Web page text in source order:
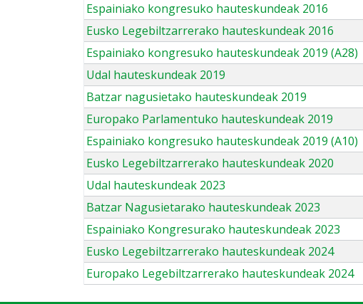
Espainiako kongresuko hauteskundeak 2016
Eusko Legebiltzarrerako hauteskundeak 2016
Espainiako kongresuko hauteskundeak 2019 (A28)
Udal hauteskundeak 2019
Batzar nagusietako hauteskundeak 2019
Europako Parlamentuko hauteskundeak 2019
Espainiako kongresuko hauteskundeak 2019 (A10)
Eusko Legebiltzarrerako hauteskundeak 2020
Udal hauteskundeak 2023
Batzar Nagusietarako hauteskundeak 2023
Espainiako Kongresurako hauteskundeak 2023
Eusko Legebiltzarrerako hauteskundeak 2024
Europako Legebiltzarrerako hauteskundeak 2024